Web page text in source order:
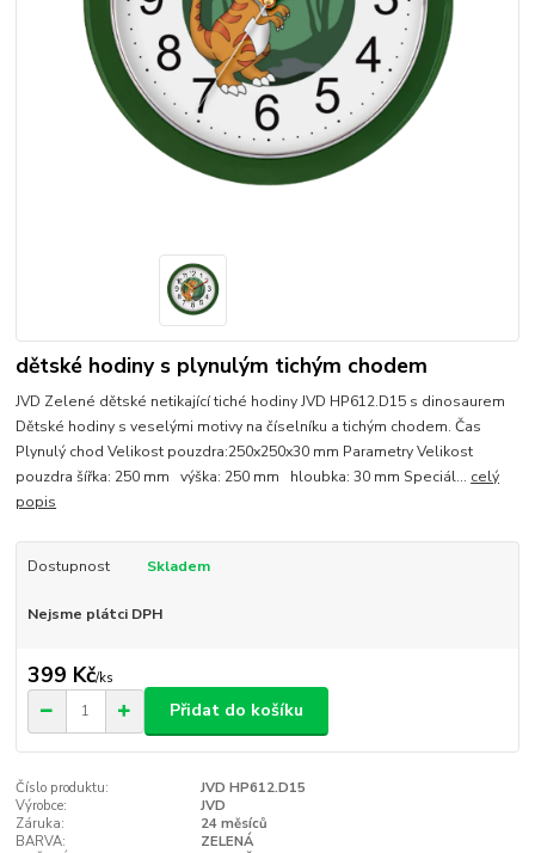
dětské hodiny s plynulým tichým chodem
JVD Zelené dětské netikající tiché hodiny JVD HP612.D15 s dinosaurem
Dětské hodiny s veselými motivy na číselníku a tichým chodem. Čas
Plynulý chod Velikost pouzdra:250x250x30 mm Parametry Velikost
pouzdra šířka: 250 mm výška: 250 mm hloubka: 30 mm Speciál... celý
popis
Dostupnost Skladem
Nejsme plátci DPH
399 Kč/ks
Přidat do košíku
Číslo produktu:
JVD HP612.D15
Výrobce:
JVD
Záruka:
24 měsíců
BARVA:
ZELENÁ